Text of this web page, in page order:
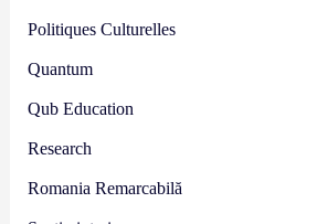
Politiques Culturelles
Quantum
Qub Education
Research
Romania Remarcabilă